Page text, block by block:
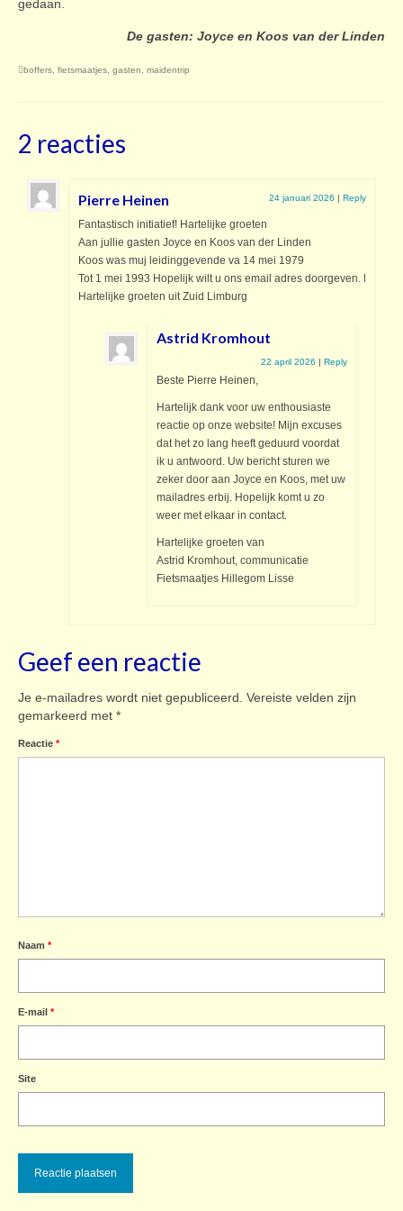
gedaan.
De gasten: Joyce en Koos van der Linden
boffers, fietsmaatjes, gasten, maidentrip
2 reacties
Pierre Heinen 24 januari 2026 Reply
Fantastisch initiatief! Hartelijke groeten
Aan jullie gasten Joyce en Koos van der Linden
Koos was muj leidinggevende va 14 mei 1979
Tot 1 mei 1993 Hopelijk wilt u ons email adres doorgeven. l
Hartelijke groeten uit Zuid Limburg
Astrid Kromhout
22 april 2026 Reply
Beste Pierre Heinen,
Hartelijk dank voor uw enthousiaste
reactie op onze website! Mijn excuses
dat het zo lang heeft geduurd voordat
ik u antwoord. Uw bericht sturen we
zeker door aan Joyce en Koos, met uw
mailadres erbij. Hopelijk komt u zo
weer met elkaar in contact.
Hartelijke groeten van
Astrid Kromhout, communicatie
Fietsmaatjes Hillegom Lisse
Geef een reactie
Je e-mailadres wordt niet gepubliceerd. Vereiste velden zijn
gemarkeerd met *
Reactie *
Naam *
E-mail *
Site